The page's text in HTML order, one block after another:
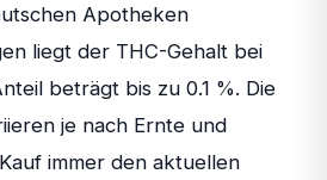
Apotheken
liegt der THC-Gehalt bei
beträgt bis zu 0.1 %. Die
je nach Ernte und
immer den aktuellen